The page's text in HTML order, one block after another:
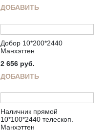
ДОБАВИТЬ
Добор 10*200*2440
Манхэттен
2 656 руб.
ДОБАВИТЬ
Наличник прямой
10*100*2440 телескоп.
Манхэттен